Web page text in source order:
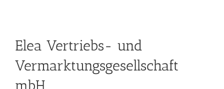
Elea Vertriebs- und
Vermarktungsgesellschaft
mbH